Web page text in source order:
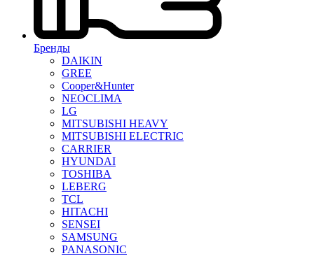
Бренды
DAIKIN
GREE
Cooper&Hunter
NEOCLIMA
LG
MITSUBISHI HEAVY
MITSUBISHI ELECTRIC
CARRIER
HYUNDAI
TOSHIBA
LEBERG
TCL
HITACHI
SENSEI
SAMSUNG
PANASONIC